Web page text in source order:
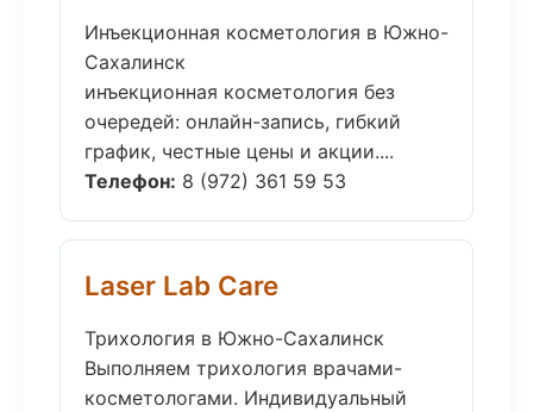
Инъекционная косметология в Южно-
Сахалинск
инъекционная косметология без
очередей: онлайн-запись, гибкий
график, честные цены и акции....
Телефон: 8 (972) 361 59 53
Laser Lab Care
Трихология в Южно-Сахалинск
Выполняем трихология врачами-
косметологами. Индивидуальный